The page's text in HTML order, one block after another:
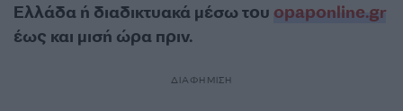
Ελλάδα ή διαδικτυακά μέσω του opaponline.gr
έως και μισή ώρα πριν.
ΔΙΑΦΗΜΙΣΗ